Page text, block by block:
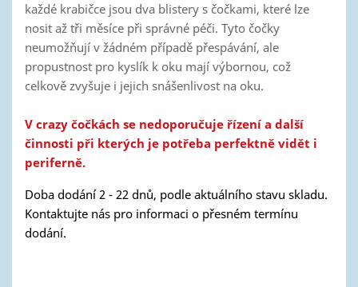
každé krabičce jsou dva blistery s čočkami, které lze
nosit až tři měsíce při správné péči. Tyto čočky
neumožňují v žádném případě přespávání, ale
propustnost pro kyslík k oku mají výbornou, což
celkově zvyšuje i jejich snášenlivost na oku.
V crazy čočkách se nedoporučuje řízení a další
činnosti při kterých je potřeba perfektně vidět i
periferně.
Doba dodání 2 - 22 dnů, podle aktuálního stavu skladu.
Kontaktujte nás pro informaci o přesném termínu
dodání.